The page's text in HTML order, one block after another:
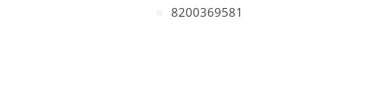
8200369581